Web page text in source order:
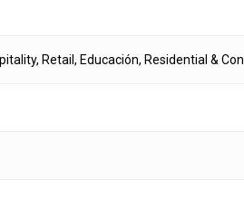
Retail, Educación, Residential &